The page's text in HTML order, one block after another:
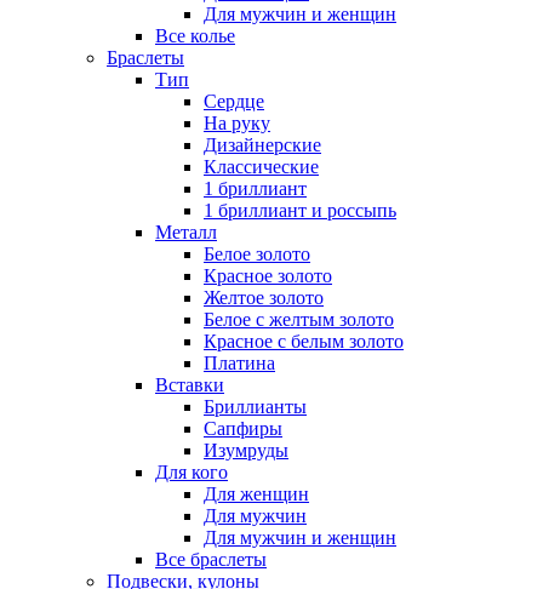
Для мужчин и женщин
Все колье
Браслеты
Тип
Сердце
На руку
Дизайнерские
Классические
1 бриллиант
1 бриллиант и россыпь
Металл
Белое золото
Красное золото
Желтое золото
Белое с желтым золото
Красное с белым золото
Платина
Вставки
Бриллианты
Сапфиры
Изумруды
Для кого
Для женщин
Для мужчин
Для мужчин и женщин
Все браслеты
Подвески, кулоны